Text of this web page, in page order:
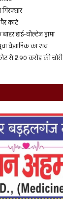
काटे
हाई-वोल्टेज ड्रामा
वैज्ञानिक का शव
से ₹2.90 करोड़ की चोरी